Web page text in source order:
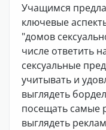
Учащимся
ключевые
"домов
числе ответить
сексуальные
учитывать и
выглядеть
посещать самые
выглядеть